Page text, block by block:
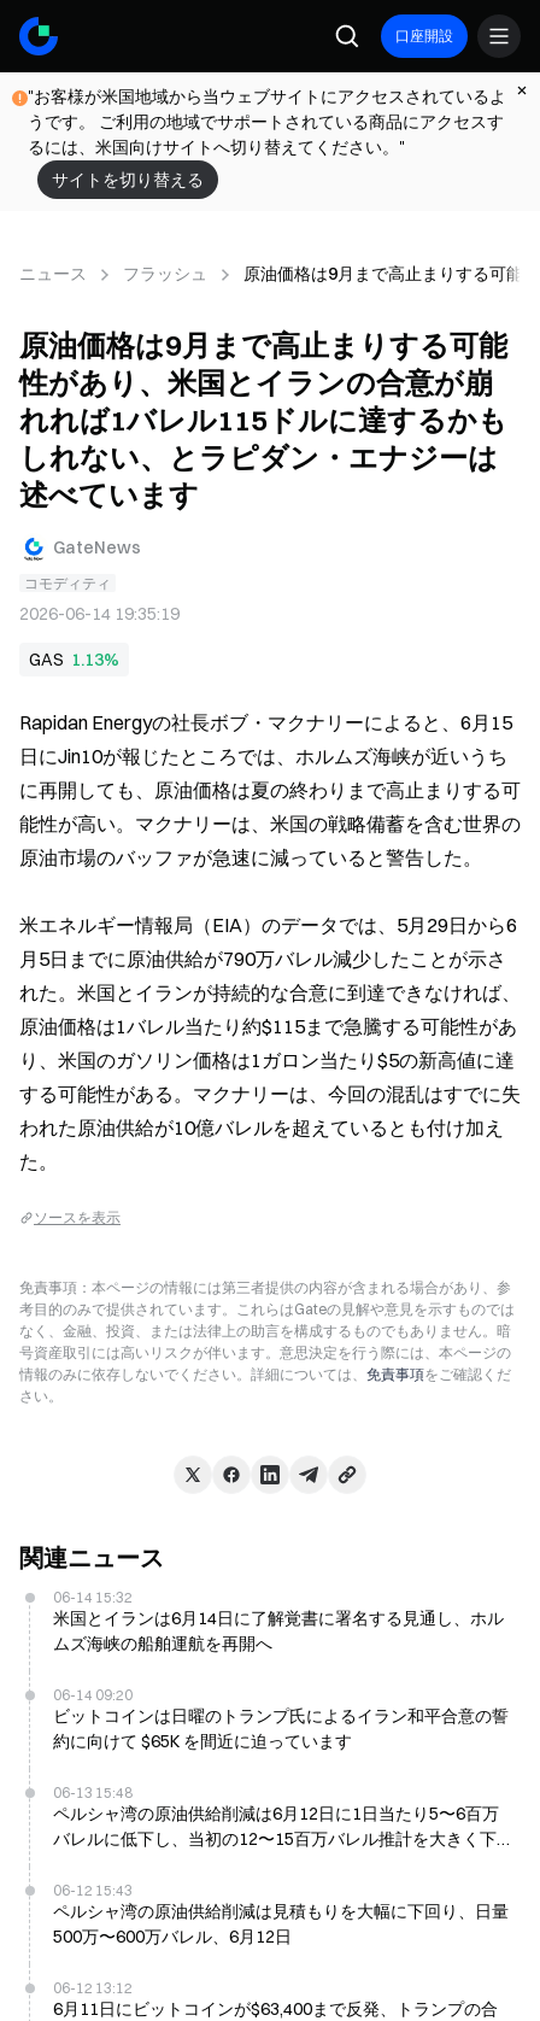
口座開設
"お客様が米国地域から当ウェブサイトにアクセスされているよ
うです。 ご利用の地域でサポートされている商品にアクセスす
るには、米国向けサイトへ切り替えてください。"
サイトを切り替える
ニュース フラッシュ 原油価格は9月まで高止まりする可能
原油価格は9月まで高止まりする可能
性があり、米国とイランの合意が崩
れれば1バレル115ドルに達するかも
しれない、とラピダン・エナジーは
述べています
GateNews
コモディティ
2026-06-14 19:35:19
GAS 1.13%
Rapidan Energyの社長ボブ・マクナリーによると、6月15
日にJin10が報じたところでは、ホルムズ海峡が近いうち
に再開しても、原油価格は夏の終わりまで高止まりする可
能性が高い。マクナリーは、米国の戦略備蓄を含む世界の
原油市場のバッファが急速に減っていると警告した。
米エネルギー情報局（EIA）のデータでは、5月29日から6
月5日までに原油供給が790万バレル減少したことが示さ
れた。米国とイランが持続的な合意に到達できなければ、
原油価格は1バレル当たり約$115まで急騰する可能性があ
り、米国のガソリン価格は1ガロン当たり$5の新高値に達
する可能性がある。マクナリーは、今回の混乱はすでに失
われた原油供給が10億バレルを超えているとも付け加え
た。
ソースを表示
免責事項：本ページの情報には第三者提供の内容が含まれる場合があり、参
考目的のみで提供されています。これらはGateの見解や意見を示すものでは
なく、金融、投資、または法律上の助言を構成するものでもありません。暗
号資産取引には高いリスクが伴います。意思決定を行う際には、本ページの
情報のみに依存しないでください。詳細については、 免責事項をご確認くだ
さい。
関連ニュース
06-14 15:32
米国とイランは6月14日に了解覚書に署名する見通し、ホル
ムズ海峡の船舶運航を再開へ
06-14 09:20
ビットコインは日曜のトランプ氏によるイラン和平合意の誓
約に向けて $65K を間近に迫っています
06-13 15:48
ペルシャ湾の原油供給削減は6月12日に1日当たり5〜6百万
バレルに低下し、当初の12〜15百万バレル推計を大きく下
06-12 15:43
ペルシャ湾の原油供給削減は見積もりを大幅に下回り、日量
500万〜600万バレル、6月12日
06-12 13:12
6月11日にビットコインが$63,400まで反発、トランプの合